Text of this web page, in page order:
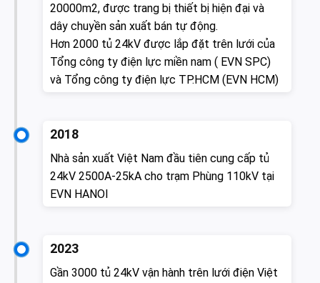
20000m2, được trang bị thiết bị hiện đại và
dây chuyền sản xuất bán tự động.
Hơn 2000 tủ 24kV được lắp đặt trên lưới của
Tổng công ty điện lực miền nam ( EVN SPC)
và Tổng công ty điện lực TP.HCM (EVN HCM)
2018
Nhà sản xuất Việt Nam đầu tiên cung cấp tủ
24kV 2500A-25kA cho trạm Phùng 110kV tại
EVN HANOI
2023
Gần 3000 tủ 24kV vận hành trên lưới điện Việt